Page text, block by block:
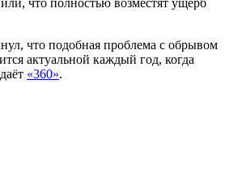
что подобная проблема с обрывом
актуальной каждый год, когда
«360».